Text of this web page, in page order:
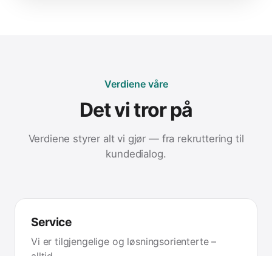
Verdiene våre
Det vi tror på
Verdiene styrer alt vi gjør — fra rekruttering til
kundedialog.
Service
Vi er tilgjengelige og løsningsorienterte –